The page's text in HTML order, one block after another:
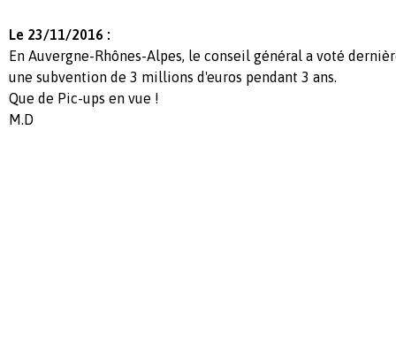
Le 23/11/2016 :
En Auvergne-Rhônes-Alpes, le conseil général a voté
une subvention de 3 millions d'euros pendant 3 ans.
Que de Pic-ups en vue !
M.D